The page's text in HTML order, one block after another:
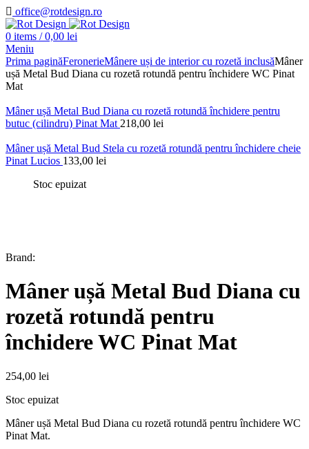
office@rotdesign.ro
0 items / 0,00 lei
Meniu
Prima paginăFeronerieMânere uși de interior cu rozetă inclusăMâner
ușă Metal Bud Diana cu rozetă rotundă pentru închidere WC Pinat
Mat
Mâner ușă Metal Bud Diana cu rozetă rotundă închidere pentru
butuc (cilindru) Pinat Mat 218,00 lei
Mâner ușă Metal Bud Stela cu rozetă rotundă pentru închidere cheie
Pinat Lucios 133,00 lei
Stoc epuizat
Brand:
Mâner ușă Metal Bud Diana cu
rozetă rotundă pentru
închidere WC Pinat Mat
254,00 lei
Stoc epuizat
Mâner ușă Metal Bud Diana cu rozetă rotundă pentru închidere WC
Pinat Mat.